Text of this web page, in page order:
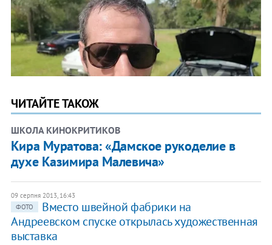
ЧИТАЙТЕ ТАКОЖ
ШКОЛА КИНОКРИТИКОВ
Кира Муратова: «Дамское рукоделие в
духе Казимира Малевича»
09 серпня 2013, 16:43
ФОТО
Вместо швейной фабрики на
Андреевском спуске открылась художественная
выставка